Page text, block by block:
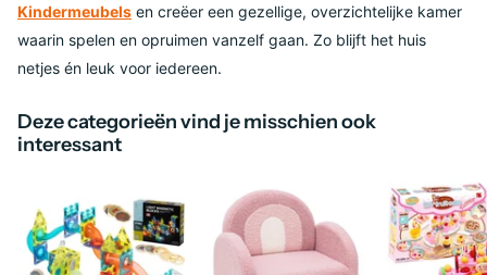
Kindermeubels en creëer een gezellige, overzichtelijke kamer
waarin spelen en opruimen vanzelf gaan. Zo blijft het huis
netjes én leuk voor iedereen.
Deze categorieën vind je misschien ook
interessant